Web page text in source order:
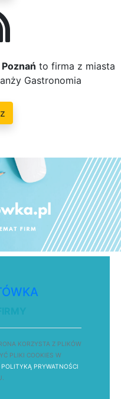
to firma z miasta
Gastronomia
KORZYSTA Z PLIKÓW
Ć PL IKI COOKIES W
POLITYKĄ PRYWATNOŚCI